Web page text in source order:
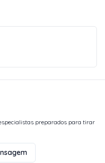
preparados para tirar